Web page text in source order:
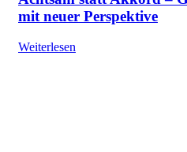
mit neuer Perspektive
Weiterlesen